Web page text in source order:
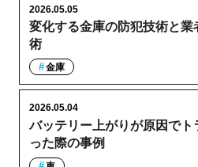
変化する金庫の防犯技術と業
術
2026.05.05
金庫
バッテリー上がりが原因でト
った際の事例
2026.05.04